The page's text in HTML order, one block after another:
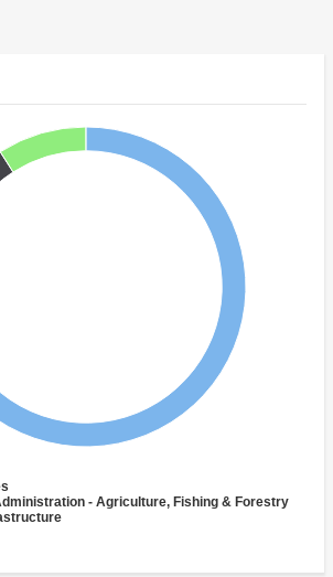
- Agriculture, Fishing & Forestry